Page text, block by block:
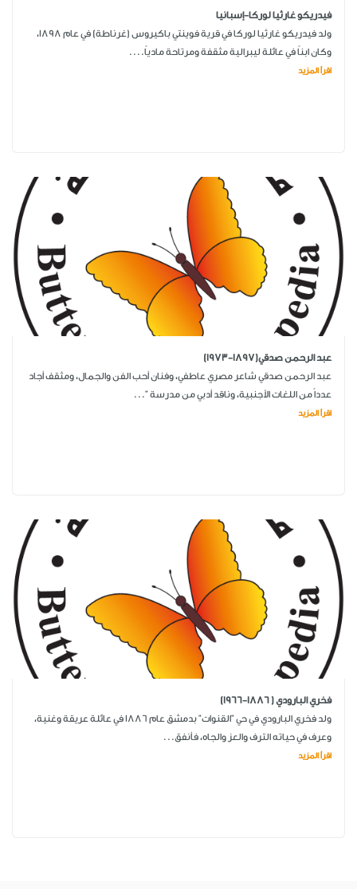
فيدريكو غارثيا لوركا-إسبانيا
ولد فيدريكو غارثيا لوركا في قرية فوينتي باكيروس (غرناطة) في عام 1898،
وكان ابناً في عائلة ليبرالية مثقفة ومرتاحة مادياً....
اقرأ المزيد
عبد الرحمن صدقي(1897-1973)
عبد الرحمن صدقي شاعر مصري عاطفي، وفنان أحب الفن والجمال، ومثقف أجاد
عدداً من اللغات الأجنبية، وناقد أدبي من مدرسة "...
اقرأ المزيد
فخري البارودي ( 1886-1966)
ولد فخري البارودي في حي "القنوات" بدمشق عام 1886 في عائلة عريقة وغنية،
وعرف في حياته الترف والعز والجاه، فأنفق...
اقرأ المزيد